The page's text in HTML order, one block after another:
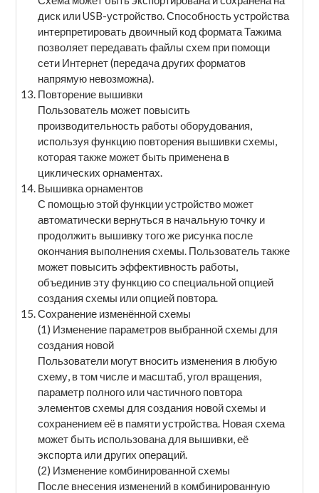
диск или USB-устройство. Способность устройства
интерпретировать двоичный код формата Тажима
позволяет передавать файлы схем при помощи
сети Интернет (передача других форматов
напрямую невозможна).
Повторение вышивки
Пользователь может повысить
производительность работы оборудования,
используя функцию повторения вышивки схемы,
которая также может быть применена в
циклических орнаментах.
Вышивка орнаментов
С помощью этой функции устройство может
автоматически вернуться в начальную точку и
продолжить вышивку того же рисунка после
окончания выполнения схемы. Пользователь также
может повысить эффективность работы,
объединив эту функцию со специальной опцией
создания схемы или опцией повтора.
Сохранение изменённой схемы
(1) Изменение параметров выбранной схемы для
создания новой
Пользователи могут вносить изменения в любую
схему, в том числе и масштаб, угол вращения,
параметр полного или частичного повтора
элементов схемы для создания новой схемы и
сохранением её в памяти устройства. Новая схема
может быть использована для вышивки, её
экспорта или других операций.
(2) Изменение комбинированной схемы
После внесения изменений в комбинированную